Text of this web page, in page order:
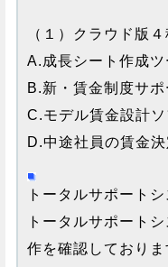
（１）クラウド版
A.成長シート作成ツ
B.新・賃金制度サ
C.モデル賃金設計ソ
D.中途社員の賃金決
トータルサポート
トータルサポート
作を確認しておりま